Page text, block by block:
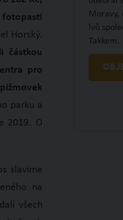
fotopastí
Horský.
částkou
pro
parku a
2019. O
slavíme
na
všech
Moravy,
lvů
Takkem.